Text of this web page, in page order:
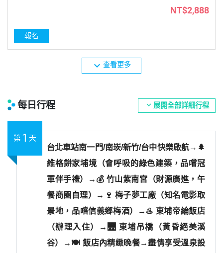
NT$2,888
報名
expand_more 查看更多
每日行程 expand_more 展開全部詳細行程
第 1 天
台北車站南一門/南崁/新竹/台中快樂啟航→🌲
維格餅家埔境（會呼吸的綠色建築，品嚐冠
軍伴手禮）→💰 竹山紫南宮（財源廣進，午
餐商圈自理）→🍷 梅子夢工廠（知名電影取
景地，品嚐信義鄉梅酒）→♨️ 東埔帝綸飯店
（辦理入住）→🌉 東埔吊橋（黃昏絕美溪
谷）→🍽️ 飯店內精緻晚餐→盡情享受溫泉設